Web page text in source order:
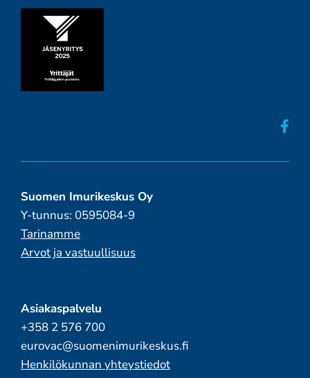
Suomen Imurikeskus Oy
Y-tunnus: 0595084-9
Tarinamme
Arvot ja vastuullisuus
Asiakaspalvelu
+358 2 576 700
eurovac@suomenimurikeskus.fi
Henkilökunnan yhteystiedot